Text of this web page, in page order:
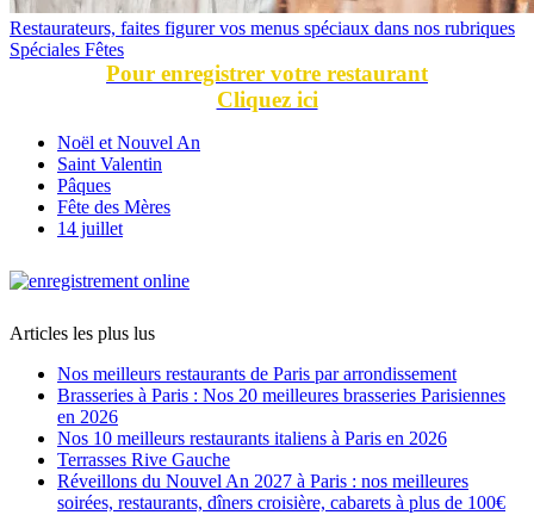
Restaurateurs, faites figurer vos menus spéciaux dans nos rubriques
Spéciales Fêtes
Pour enregistrer votre restaurant
Cliquez ici
Noël et Nouvel An
Saint Valentin
Pâques
Fête des Mères
14 juillet
Articles les plus lus
Nos meilleurs restaurants de Paris par arrondissement
Brasseries à Paris : Nos 20 meilleures brasseries Parisiennes
en 2026
Nos 10 meilleurs restaurants italiens à Paris en 2026
Terrasses Rive Gauche
Réveillons du Nouvel An 2027 à Paris : nos meilleures
soirées, restaurants, dîners croisière, cabarets à plus de 100€